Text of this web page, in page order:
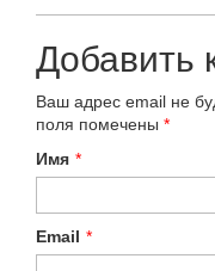
Добавить
Ваш адрес email не
поля помечены *
Имя *
Email *